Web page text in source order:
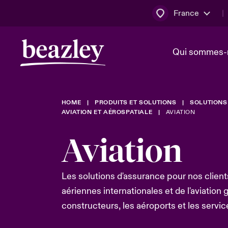
France
Qui
Qui sommes-nous ?
Conseil
direction
Dernières Actualités
Bowler
Beazley
au poste de
Espace assurés
Client
HOME PRODUITS ET SOLUTIONS
AVIATION ET AÉROSPATIALE
AVIATION
Aviation
Les solutions d'assurance pour nos
aériennes internationales et de l'aviation
constructeurs, les aéroports et les